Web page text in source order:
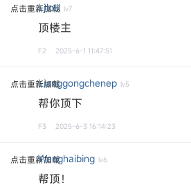
点击重新加载
Ljlolll lv7
顶楼主
F2 2025-6-1 11:47:51
点击重新加载Lianggongchenep lv5
帮你顶下
F3 2025-6-3 16:14:23
点击重新加载Wanghaibing lv6
帮顶！